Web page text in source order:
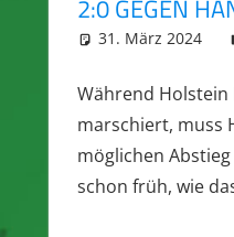
2:0 GEGEN
31. März 2024
Während Holstein
marschiert, muss
möglichen
schon früh, wie